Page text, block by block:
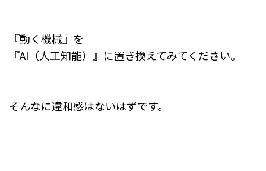
『動く機械』を
『AI（人工知能）』に置き換えてみてください。
そんなに違和感はないはずです。